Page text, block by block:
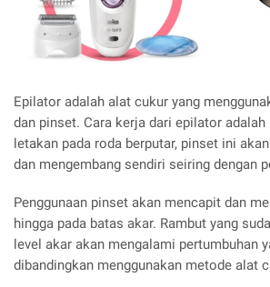
Epilator adalah alat cukur yang
dan pinset. Cara kerja dari epilator adalah
letakan pada roda berputar, pinset ini
dan mengembang sendiri seiring dengan
Penggunaan pinset akan mencapit dan
hingga pada batas akar. Rambut yang
level akar akan mengalami pertumbuhan
dibandingkan menggunakan metode alat